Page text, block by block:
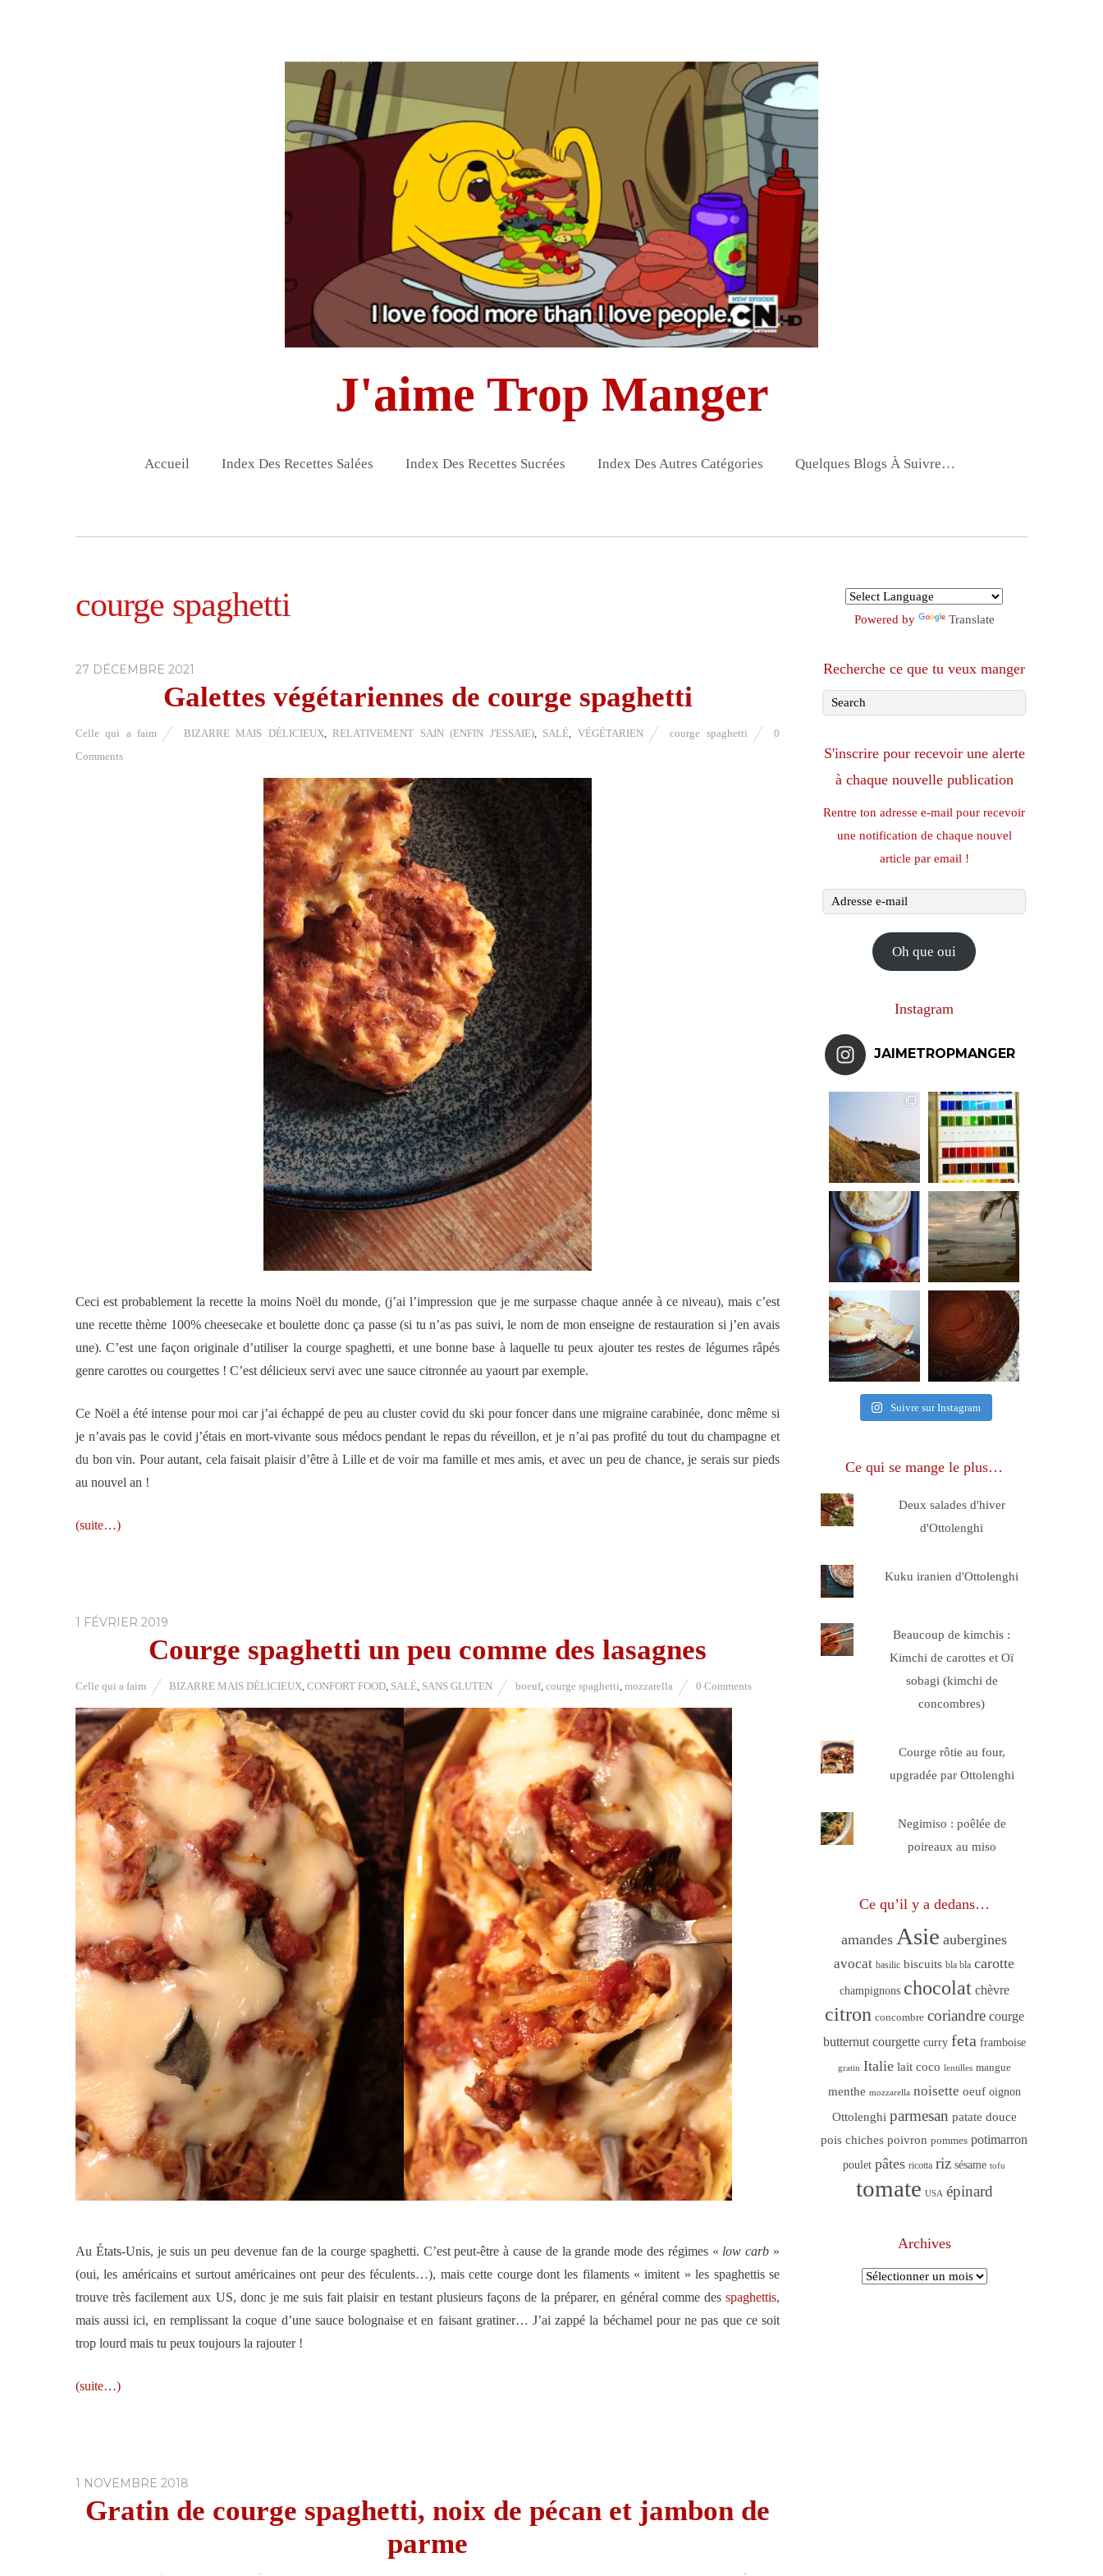
J'aime Trop Manger
Accueil Index Des Recettes Salées Index Des Recettes Sucrées Index Des Autres Catégories Quelques Blogs À Suivre…
courge spaghetti
27 DÉCEMBRE 2021
Galettes végétariennes de courge spaghetti
Celle qui a faim BIZARRE MAIS DÉLICIEUX,RELATIVEMENT SAIN (ENFIN J'ESSAIE), SALÉ, VÉGÉTARIEN courge spaghetti
0
Comments
Ceci est probablement la recette la moins Noël du monde, (j’ai l’impression que je me surpasse chaque année à ce niveau), mais c’est
une recette thème 100% cheesecake et boulette donc ça passe (si tu n’as pas suivi, le nom de mon enseigne de restauration si j’en avais
une). C’est une façon originale d’utiliser la courge spaghetti, et une bonne base à laquelle tu peux ajouter tes restes de légumes râpés
genre carottes ou courgettes ! C’est délicieux servi avec une sauce citronnée au yaourt par exemple.
Ce Noël a été intense pour moi car j’ai échappé de peu au cluster covid du ski pour foncer dans une migraine carabinée, donc même si
je n’avais pas le covid j’étais en mort-vivante sous médocs pendant le repas du réveillon, et je n’ai pas profité du tout du champagne et
du bon vin. Pour autant, cela faisait plaisir d’être à Lille et de voir ma famille et mes amis, et avec un peu de chance, je serais sur pieds
au nouvel an !
(suite…)
1 FÉVRIER 2019
Courge spaghetti un peu comme des lasagnes
Celle qui a faim BIZARRE MAIS DÉLICIEUX, CONFORT FOOD, SALÉ, SANS GLUTEN boeuf, courge spaghetti, mozzarella 0 Comments
Au États-Unis, je suis un peu devenue fan de la courge spaghetti. C’est peut-être à cause de la grande mode des régimes « low carb »
(oui, les américains et surtout américaines ont peur des féculents…), mais cette courge dont les filaments « imitent » les spaghettis se
trouve très facilement aux US, donc je me suis fait plaisir en testant plusieurs façons de la préparer, en général comme des spaghettis,
mais aussi ici, en remplissant la coque d’une sauce bolognaise et en faisant gratiner… J’ai zappé la béchamel pour ne pas que ce soit
trop lourd mais tu peux toujours la rajouter !
(suite…)
1 NOVEMBRE 2018
Gratin de courge spaghetti, noix de pécan et jambon de
parme
Powered by Translate
Recherche ce que tu veux manger
S'inscrire pour recevoir une alerte
à chaque nouvelle publication
Rentre ton adresse e-mail pour recevoir
une notification de chaque nouvel
article par email !
Adresse
Oh que oui
Instagram
JAIMETROPMANGER
Suivre sur Instagram
Ce qui se mange le plus…
Deux salades d'hiver
d'Ottolenghi
Kuku iranien d'Ottolenghi
Beaucoup de kimchis :
Kimchi de carottes et Oï
sobagi (kimchi de
concombres)
Courge rôtie au four,
upgradée par Ottolenghi
Negimiso : poêlée de
poireaux au miso
Ce qu’il y a dedans…
amandes Asie aubergines
avocat basilic biscuits bla bla carotte
champignons chocolat chèvre
citron concombre coriandre courge
butternut courgette curry feta framboise
gratin Italie lait coco lentilles mangue
menthe mozzarella noisette oeuf oignon
Ottolenghi parmesan patate douce
pois chiches poivron pommes potimarron
poulet pâtes ricotta riz sésame tofu
tomate USA épinard
Archives
Archives